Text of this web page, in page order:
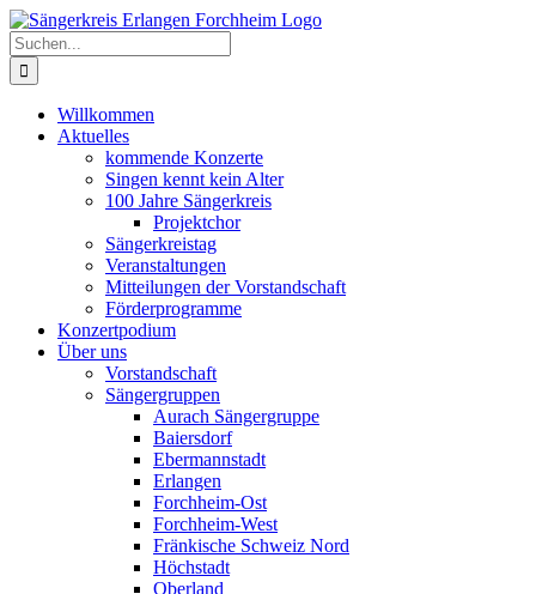
Zum
Inhalt
springen
Suche
nach:
Willkommen
Aktuelles
kommende Konzerte
Singen kennt kein Alter
100 Jahre Sängerkreis
Projektchor
Sängerkreistag
Veranstaltungen
Mitteilungen der Vorstandschaft
Förderprogramme
Konzertpodium
Über uns
Vorstandschaft
Sängergruppen
Aurach Sängergruppe
Baiersdorf
Ebermannstadt
Erlangen
Forchheim-Ost
Forchheim-West
Fränkische Schweiz Nord
Höchstadt
Oberland